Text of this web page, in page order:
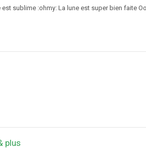
sublime :ohmy: La lune est super bien faite
plus